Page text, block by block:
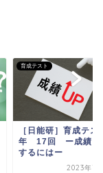
育成テスト
［日能研］育成テス
年 17回 ー成績を
するにはー
2023年7